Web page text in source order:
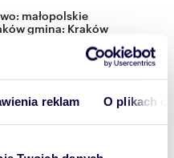
reklam O plikach
małopolskie
gmina: Kraków
Władysława